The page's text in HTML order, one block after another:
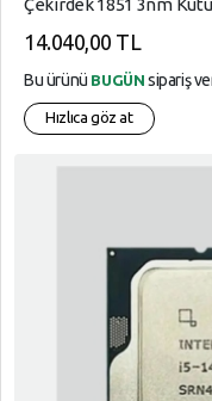
14.040,00 TL
Bu ürünü BUGÜN sipariş
Hızlıca göz at